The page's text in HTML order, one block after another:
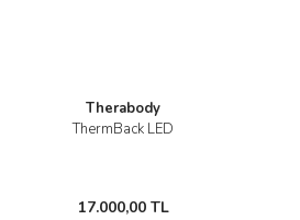
Therabody
ThermBack LED
17.000,00 TL